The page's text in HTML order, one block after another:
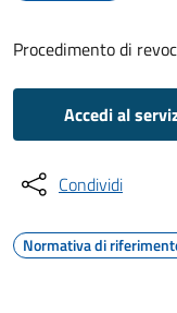
Procedimento di
Accedi al
Condividi
Normativa di